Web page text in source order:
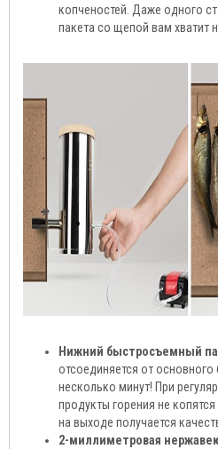
копченостей. Даже одного
пакета со щепой вам хватит
Нижний быстросъемный
отсоединяется от основного
несколько минут! При
продукты горения не
на выходе получается
2-миллиметровая